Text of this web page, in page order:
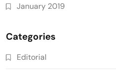
January 2019
Categories
Editorial